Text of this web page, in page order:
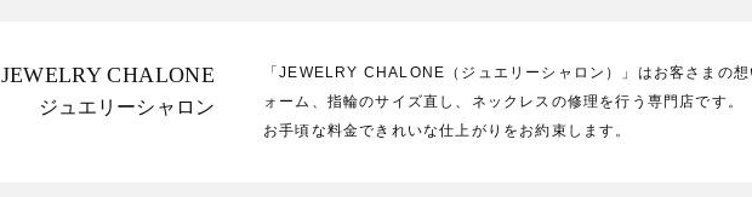
JEWELRY CHALONE
ジュエリーシャロン
「JEWELRY CHALONE（ジュエリーシャロン）」はお客さまの
ォーム、指輪のサイズ直し、ネックレスの修理を行う専門店です。
お手頃な料金できれいな仕上がりをお約束します。